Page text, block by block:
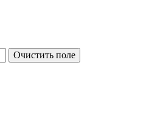
Очистить поле